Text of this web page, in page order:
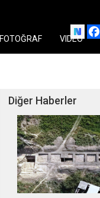
FOTOĞRAF VIDEO
Diğer Haberler